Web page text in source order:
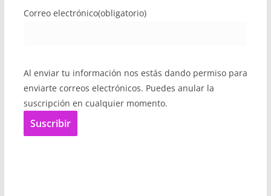
Correo electrónico(obligatorio)
Al enviar tu información nos estás dando permiso para
enviarte correos electrónicos. Puedes anular la
suscripción en cualquier momento.
Suscribir